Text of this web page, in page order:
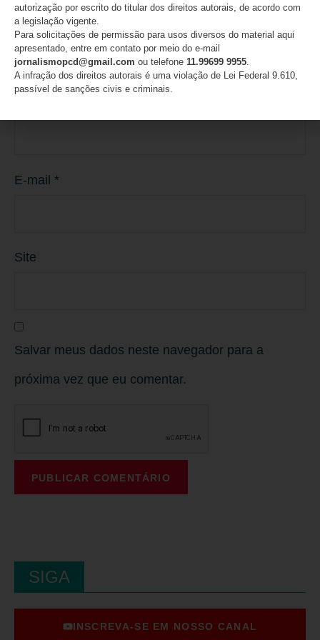
E-mail *
Site
Salvar meus dados neste navegador para a
próxima vez que eu comentar.
SIGA
INSCREVA-SE EM NOSSO CANAL
autorização por escrito do titular dos direitos autorais, de acordo com
a legislação vigente.
Para solicitações de permissão para usos diversos do material aqui
apresentado, entre em contato por meio do e-mail
jornalismopcd@gmail.com ou telefone 11.99699 9955.
A infração dos direitos autorais é uma violação de Lei Federal 9.610,
passível de sanções civis e criminais.